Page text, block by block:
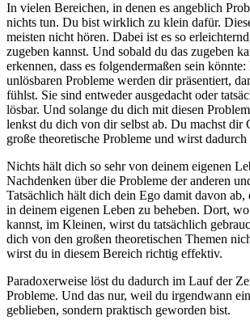
In vielen Bereichen, in denen es angeblich
nichts tun. Du bist wirklich zu klein dafür.
meisten nicht hören. Dabei ist es so
zugeben kannst. Und sobald du das zugeben
erkennen, dass es folgendermaßen sein
unlösbaren Probleme werden dir präsentiert,
fühlst. Sie sind entweder ausgedacht oder
lösbar. Und solange du dich mit diesen
lenkst du dich von dir selbst ab. Du machst dir
große theoretische Probleme und wirst
Nichts hält dich so sehr von deinem eigenen
Nachdenken über die Probleme der anderen
Tatsächlich hält dich dein Ego damit davon ab,
in deinem eigenen Leben zu beheben. Dort,
kannst, im Kleinen, wirst du tatsächlich
dich von den großen theoretischen Themen
wirst du in diesem Bereich richtig effektiv.
Paradoxerweise löst du dadurch im Lauf der
Probleme. Und das nur, weil du irgendwann
geblieben, sondern praktisch geworden bist.